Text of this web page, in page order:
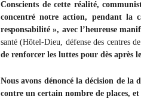
Conscients de cette réalité,
concentré notre action, pendant la
responsabilité », avec l’heureuse
santé (Hôtel-Dieu, défense des centres
de renforcer les luttes pour dès après
Nous avons dénoncé la décision de
contre un certain nombre de places,